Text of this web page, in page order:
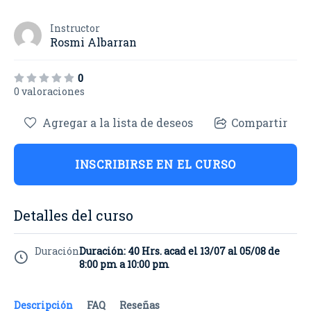
Instructor
Rosmi Albarran
0
0 valoraciones
Descripción FAQ Reseñas
Agregar a la lista de deseos Compartir
INSCRIBIRSE EN EL CURSO
Detalles del curso
DuraciónDuración: 40 Hrs. acad el 13/07 al 05/08 de
8:00 pm a 10:00 pm